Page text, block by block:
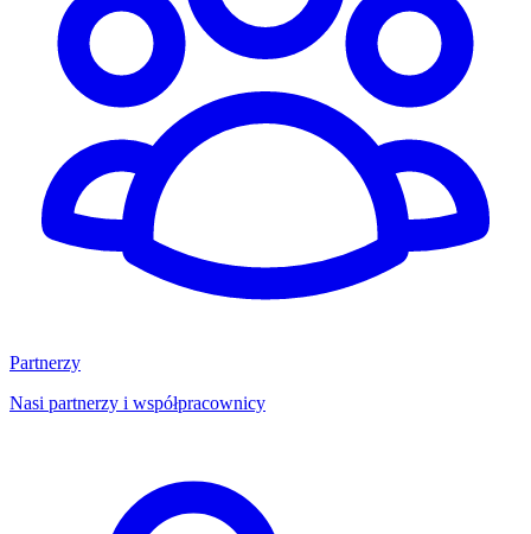
Partnerzy
Nasi partnerzy i współpracownicy